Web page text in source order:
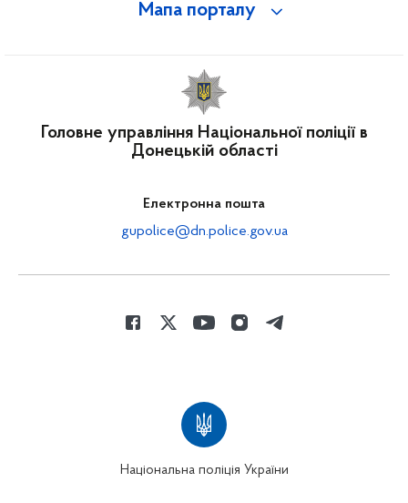
Мапа порталу
Головне управління Національної поліції в
Донецькій області
Електронна пошта
gupolice@dn.police.gov.ua
Національна поліція України